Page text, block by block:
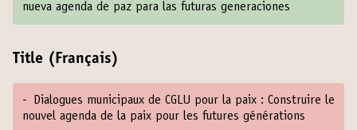
nueva agenda de paz para las futuras generaciones
Title (Français)
-
Dialogues municipaux de CGLU pour la paix : Construire le
nouvel agenda de la paix pour les futures générations